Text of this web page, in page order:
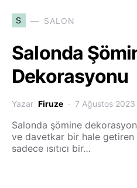
S SALON
Salonda
Dekorasyonu
Yazar Firuze 7 Ağustos 2023
Salonda şömine
ve davetkar bir hale
sadece ısıtıcı bir…